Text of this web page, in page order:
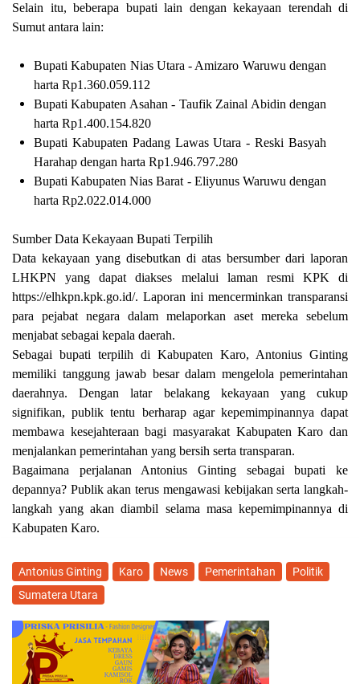
Selain itu, beberapa bupati lain dengan kekayaan terendah di
Sumut antara lain:
Bupati Kabupaten Nias Utara - Amizaro Waruwu dengan
harta Rp1.360.059.112
Bupati Kabupaten Asahan - Taufik Zainal Abidin dengan
harta Rp1.400.154.820
Bupati Kabupaten Padang Lawas Utara - Reski Basyah
Harahap dengan harta Rp1.946.797.280
Bupati Kabupaten Nias Barat - Eliyunus Waruwu dengan
harta Rp2.022.014.000
Sumber Data Kekayaan Bupati Terpilih
Data kekayaan yang disebutkan di atas bersumber dari laporan
LHKPN yang dapat diakses melalui laman resmi KPK di
https://elhkpn.kpk.go.id/. Laporan ini mencerminkan transparansi
para pejabat negara dalam melaporkan aset mereka sebelum
menjabat sebagai kepala daerah.
Sebagai bupati terpilih di Kabupaten Karo, Antonius Ginting
memiliki tanggung jawab besar dalam mengelola pemerintahan
daerahnya. Dengan latar belakang kekayaan yang cukup
signifikan, publik tentu berharap agar kepemimpinannya dapat
membawa kesejahteraan bagi masyarakat Kabupaten Karo dan
menjalankan pemerintahan yang bersih serta transparan.
Bagaimana perjalanan Antonius Ginting sebagai bupati ke
depannya? Publik akan terus mengawasi kebijakan serta langkah-
langkah yang akan diambil selama masa kepemimpinannya di
Kabupaten Karo.
Antonius Ginting Karo News Pemerintahan
Politik
Sumatera Utara